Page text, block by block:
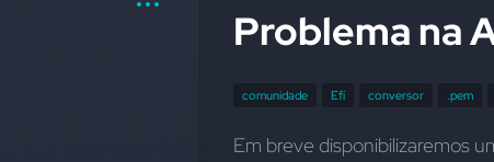
Problema na
comunidade Efí conversor .pem
Em breve disponibilizaremos